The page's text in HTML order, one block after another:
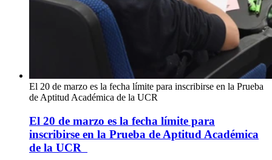
El 20 de marzo es la fecha límite para inscribirse en la Prueba
de Aptitud Académica de la UCR
El 20 de marzo es la fecha límite para
inscribirse en la Prueba de Aptitud Académica
de la UCR